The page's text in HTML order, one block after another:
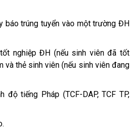
báo trúng tuyển vào một trường ĐH
nghiệp ĐH (nếu sinh viên đã tốt
và thẻ sinh viên (nếu sinh viên đang
độ tiếng Pháp (TCF-DAP, TCF TP,